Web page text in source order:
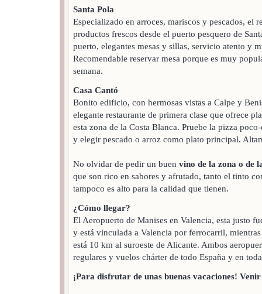
Santa Pola
Especializado en arroces, mariscos y pescados, el
productos frescos desde el puerto pesquero de
puerto, elegantes mesas y sillas, servicio atento y
Recomendable reservar mesa porque es muy
semana.
Casa Cantó
Bonito edificio, con hermosas vistas a Calpe y
elegante restaurante de primera clase que ofrece
esta zona de la Costa Blanca. Pruebe la pizza
y elegir pescado o arroz como plato principal.
No olvidar de pedir un buen vino de la zona o de
que son rico en sabores y afrutado, tanto el tinto
tampoco es alto para la calidad que tienen.
¿Cómo llegar?
El Aeropuerto de Manises en Valencia, esta justo
y está vinculada a Valencia por ferrocarril,
está 10 km al suroeste de Alicante. Ambos
regulares y vuelos chárter de todo España y en
¡Para disfrutar de unas buenas vacaciones!